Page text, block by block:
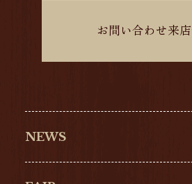
NEWS
お問い合わせ来